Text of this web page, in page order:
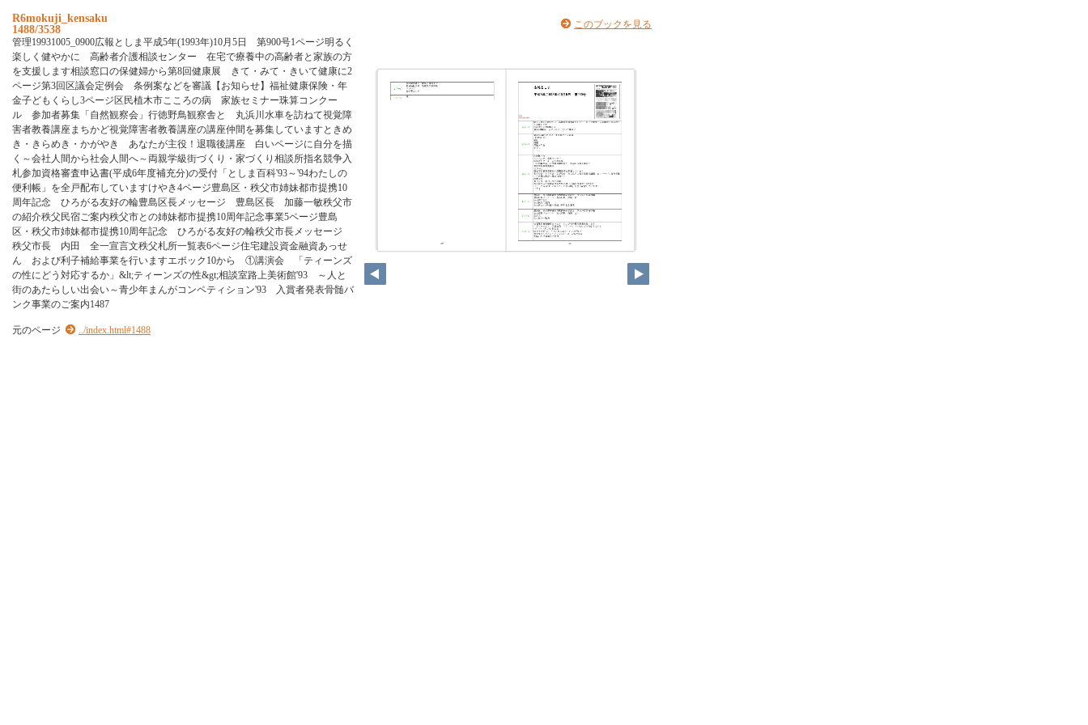
R6mokuji_kensaku
1488/3538
管理19931005_0900広報としま平成5年(1993年)10月5日 第900号1ページ明るく
楽しく健やかに 高齢者介護相談センター 在宅で療養中の高齢者と家族の方
を支援します相談窓口の保健婦から第8回健康展 きて・みて・きいて健康に2
ページ第3回区議会定例会 条例案などを審議【お知らせ】福祉健康保険・年
金子どもくらし3ページ区民植木市こころの病 家族セミナー珠算コンクー
ル 参加者募集「自然観察会」行徳野鳥観察舎と 丸浜川水車を訪ねて視覚障
害者教養講座まちかど視覚障害者教養講座の講座仲間を募集していますときめ
き・きらめき・かがやき あなたが主役！退職後講座 白いページに自分を描
く～会社人間から社会人間へ～両親学級街づくり・家づくり相談所指名競争入
札参加資格審査申込書(平成6年度補充分)の受付「としま百科'93～'94わたしの
便利帳」を全戸配布していますけやき4ページ豊島区・秩父市姉妹都市提携10
周年記念 ひろがる友好の輪豊島区長メッセージ 豊島区長 加藤一敏秩父市
の紹介秩父民宿ご案内秩父市との姉妹都市提携10周年記念事業5ページ豊島
区・秩父市姉妹都市提携10周年記念 ひろがる友好の輪秩父市長メッセージ
秩父市長 内田 全一宣言文秩父札所一覧表6ページ住宅建設資金融資あっせ
ん および利子補給事業を行いますエポック10から ①講演会 「ティーンズ
の性にどう対応するか」&lt;ティーンズの性&gt;相談室路上美術館'93 ～人と
街のあたらしい出会い～青少年まんがコンペティション'93 入賞者発表骨髄バ
ンク事業のご案内1487
元のページ ../index.html#1488
このブックを見る